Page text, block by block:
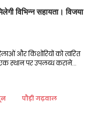
विभिन्न सहायता। विजया
और किशोरियों को त्वरित
स्थान पर उपलब्ध कराने…
पौड़ी गढ़वाल